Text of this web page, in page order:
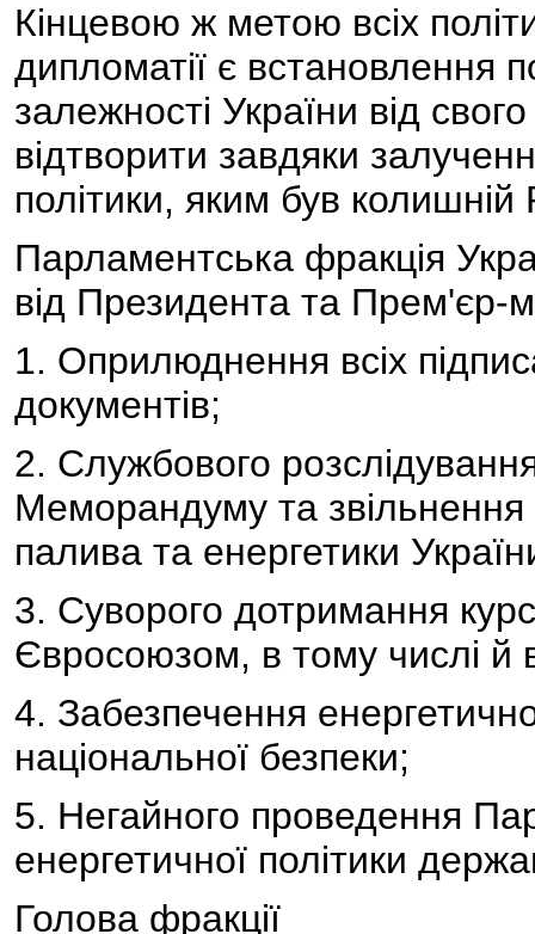
Кінцевою ж метою всіх
дипломатії є встановлення
залежності України від
відтворити завдяки
політики, яким був
Парламентська фракція
від Президента та Прем'єр-
1. Оприлюднення всіх
документів;
2. Службового
Меморандуму та звільнення
палива та енергетики
3. Суворого дотримання
Євросоюзом, в тому числі й
4. Забезпечення
національної безпеки;
5. Негайного проведення
енергетичної політики
Голова фракції